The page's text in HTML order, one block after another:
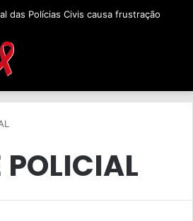
das Polícias Civis causa frustração
POLICIAL